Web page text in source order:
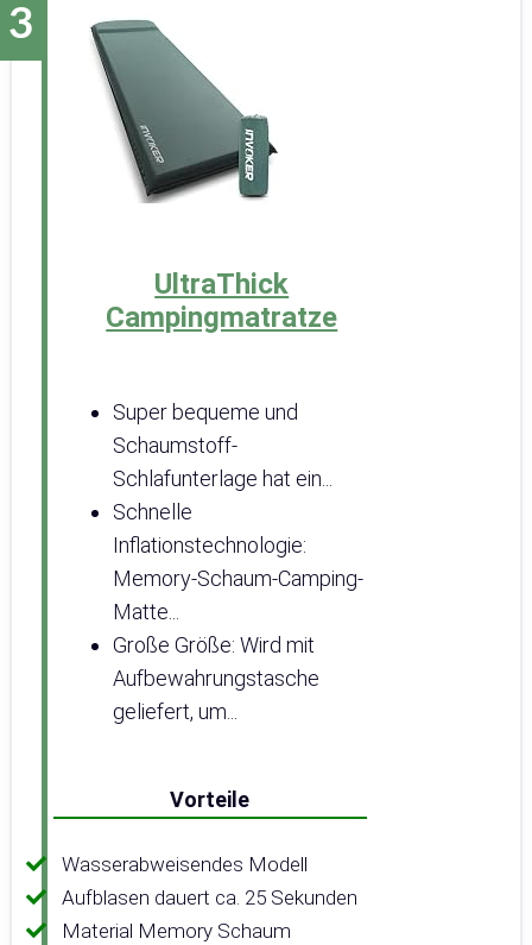
UltraThick
Campingmatratze
Super bequeme und
Schaumstoff-
Schlafunterlage hat ein...
Schnelle
Inflationstechnologie:
Memory-Schaum-Camping-
Matte...
Große Größe: Wird mit
Aufbewahrungstasche
geliefert, um...
Vorteile
Wasserabweisendes Modell
Aufblasen dauert ca. 25 Sekunden
Material Memory Schaum